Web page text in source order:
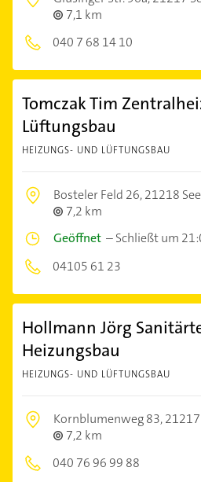
7,1 km
040 7 68 14 10
Tomczak Tim
Lüftungsbau
HEIZUNGS- UND LÜFTUNGSBAU
Bosteler Feld 26,21218
7,2 km
Geöffnet –Schließt um
04105 61 23
Hollmann Jörg
Heizungsbau
HEIZUNGS- UND LÜFTUNGSBAU
Kornblumenweg 83,
7,2 km
040 76 96 99 88